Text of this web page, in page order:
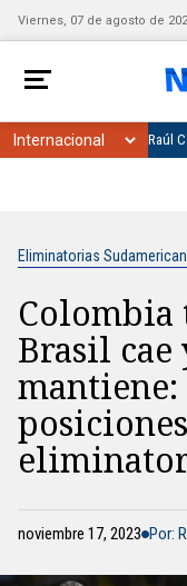
Viernes, 07 de agosto de
Raúl
Eliminatorias
Colombia
Brasil cae
noviembre 17, 2023 Por: